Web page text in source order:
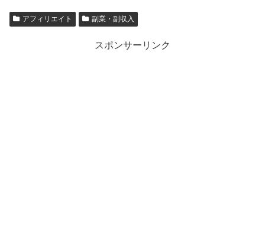
アフィリエイト 副業・副収入
スポンサーリンク